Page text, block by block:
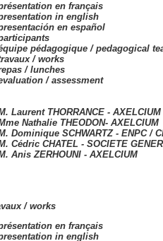
en français
in english
en español
pédagogique / pedagogical
/ works
/ lunches
/ assessment
Laurent THORRANCE - AXELCIUM
Nathalie THEODON- AXELCIUM
Dominique SCHWARTZ - ENPC /
Cédric CHATEL - SOCIETE
Anis ZERHOUNI - AXELCIUM
/works
en français
in english